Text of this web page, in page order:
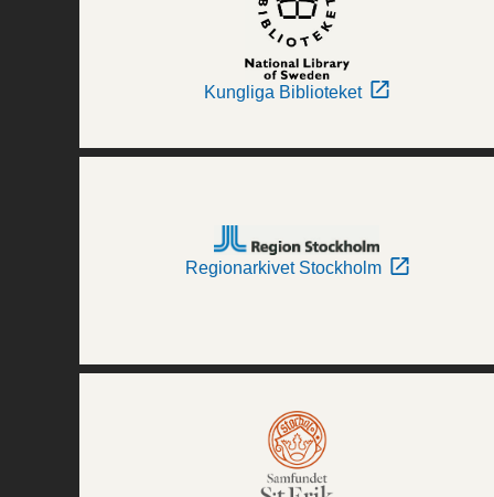
Kungliga Biblioteket
Regionarkivet Stockholm